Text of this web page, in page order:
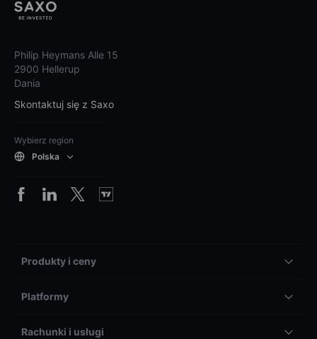
Philip Heymans Alle 15
2900 Hellerup
Dania
Skontaktuj się z Saxo
Wybierz region
Polska
Produkty i ceny
Platformy
Rachunki i usługi